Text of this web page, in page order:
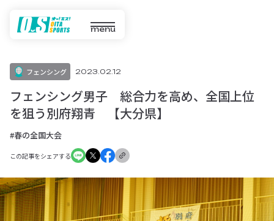
menu
フェンシング 2023.02.12
フェンシング男子 総合力を高め、全国上位
を狙う別府翔青 【大分県】
#春の全国大会
この記事をシェアする